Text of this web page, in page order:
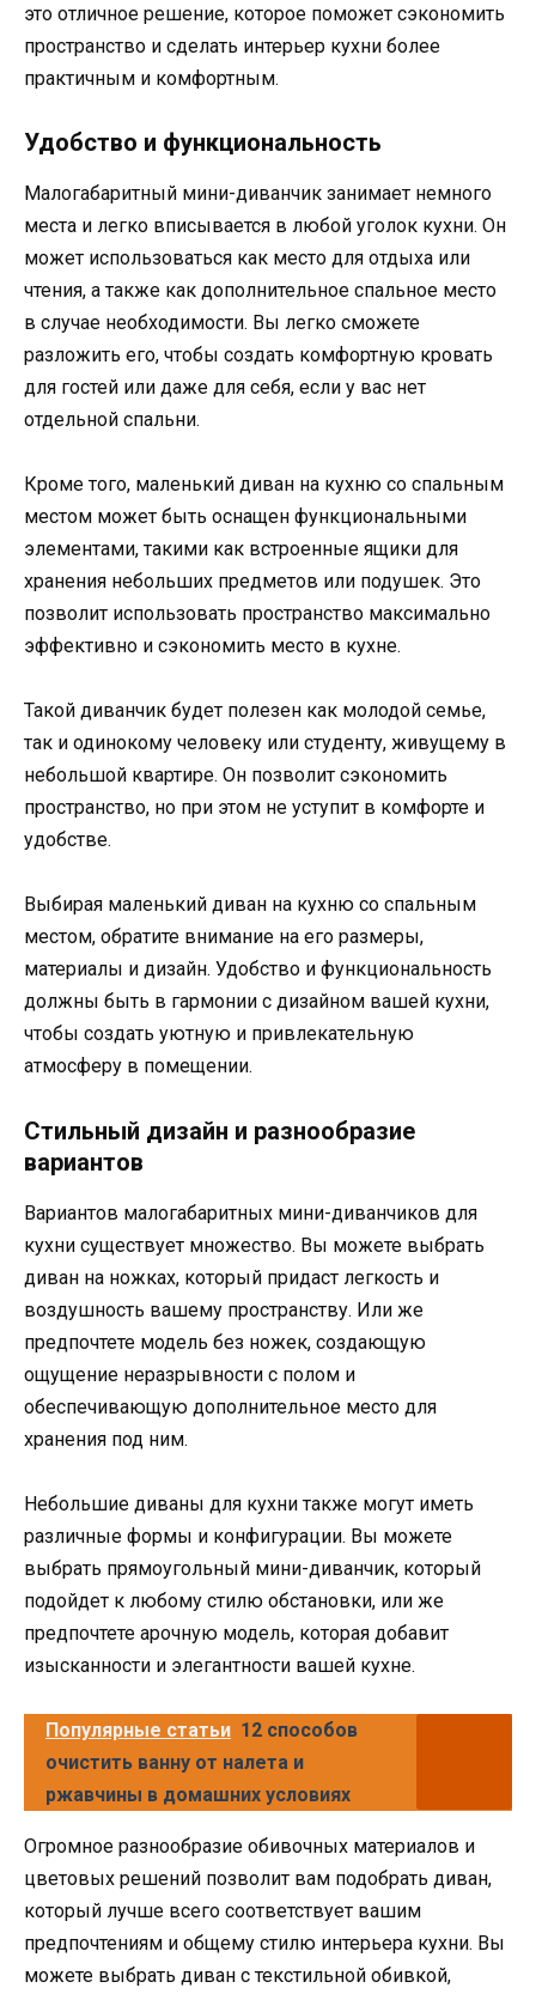
это отличное решение, которое поможет сэкономить
пространство и сделать интерьер кухни более
практичным и комфортным.
Удобство и функциональность
Малогабаритный мини-диванчик занимает немного
места и легко вписывается в любой уголок кухни. Он
может использоваться как место для отдыха или
чтения, а также как дополнительное спальное место
в случае необходимости. Вы легко сможете
разложить его, чтобы создать комфортную кровать
для гостей или даже для себя, если у вас нет
отдельной спальни.
Кроме того, маленький диван на кухню со спальным
местом может быть оснащен функциональными
элементами, такими как встроенные ящики для
хранения небольших предметов или подушек. Это
позволит использовать пространство максимально
эффективно и сэкономить место в кухне.
Такой диванчик будет полезен как молодой семье,
так и одинокому человеку или студенту, живущему в
небольшой квартире. Он позволит сэкономить
пространство, но при этом не уступит в комфорте и
удобстве.
Выбирая маленький диван на кухню со спальным
местом, обратите внимание на его размеры,
материалы и дизайн. Удобство и функциональность
должны быть в гармонии с дизайном вашей кухни,
чтобы создать уютную и привлекательную
атмосферу в помещении.
Стильный дизайн и разнообразие
вариантов
Вариантов малогабаритных мини-диванчиков для
кухни существует множество. Вы можете выбрать
диван на ножках, который придаст легкость и
воздушность вашему пространству. Или же
предпочтете модель без ножек, создающую
ощущение неразрывности с полом и
обеспечивающую дополнительное место для
хранения под ним.
Небольшие диваны для кухни также могут иметь
различные формы и конфигурации. Вы можете
выбрать прямоугольный мини-диванчик, который
подойдет к любому стилю обстановки, или же
предпочтете арочную модель, которая добавит
изысканности и элегантности вашей кухне.
Популярные статьи 12 способов
очистить ванну от налета и
ржавчины в домашних условиях
Огромное разнообразие обивочных материалов и
цветовых решений позволит вам подобрать диван,
который лучше всего соответствует вашим
предпочтениям и общему стилю интерьера кухни. Вы
можете выбрать диван с текстильной обивкой,